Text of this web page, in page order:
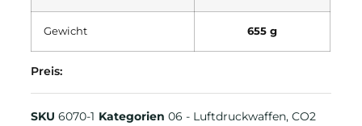
Gewicht 655 g
Preis:
SKU6070-1 Kategorien06 - Luftdruckwaffen,CO2